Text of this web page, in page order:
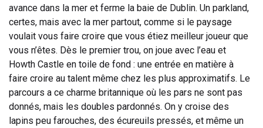
avance dans la mer et ferme la baie de Dublin. Un parkland,
certes, mais avec la mer partout, comme si le paysage
voulait vous faire croire que vous étiez meilleur joueur que
vous n’êtes. Dès le premier trou, on joue avec l’eau et
Howth Castle en toile de fond : une entrée en matière à
faire croire au talent même chez les plus approximatifs. Le
parcours a ce charme britannique où les pars ne sont pas
donnés, mais les doubles pardonnés. On y croise des
lapins peu farouches, des écureuils pressés, et même un